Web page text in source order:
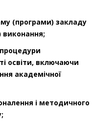
(програми) закладу
виконання;
освіти, включаючи
академічної
і методичного